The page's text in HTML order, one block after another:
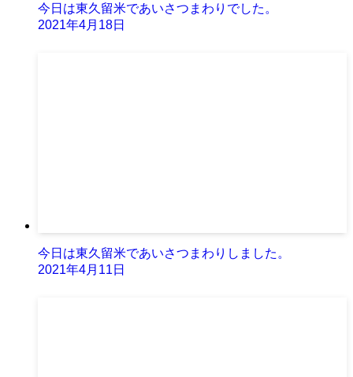
今日は東久留米であいさつまわりでした。
2021年4月18日
今日は東久留米であいさつまわりしました。
2021年4月11日